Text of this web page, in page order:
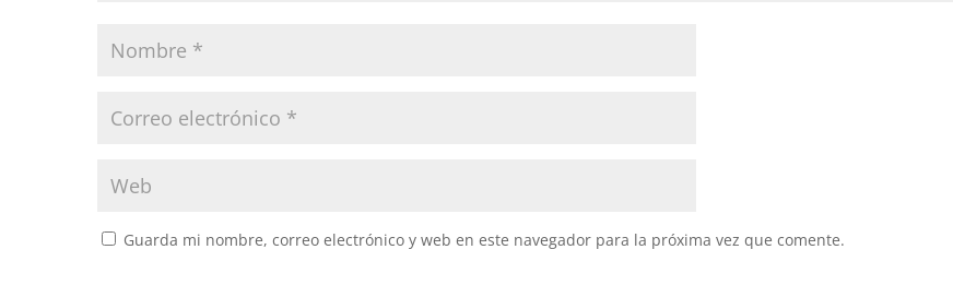
Guarda mi nombre, correo electrónico y web en este navegador para la próxima vez que comente.